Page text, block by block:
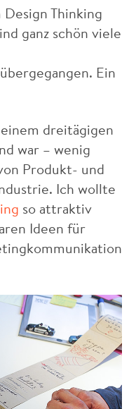
Design Thinking
ganz schön viele
Ein
dreitägigen
war – wenig
Produkt- und
Ich wollte
so attraktiv
Ideen für